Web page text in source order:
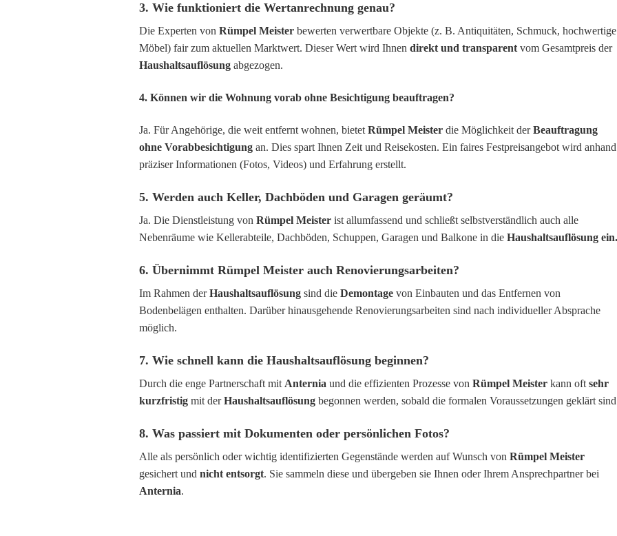
3. Wie funktioniert die Wertanrechnung genau?
Die Experten von Rümpel Meister bewerten verwertbare Objekte (z. B. Antiquitäten, Schmuck, hochwertige
Möbel) fair zum aktuellen Marktwert. Dieser Wert wird Ihnen direkt und transparent vom Gesamtpreis der
Haushaltsauflösung abgezogen.
4. Können wir die Wohnung vorab ohne Besichtigung beauftragen?
Ja. Für Angehörige, die weit entfernt wohnen, bietet Rümpel Meister die Möglichkeit derBeauftragung
ohne Vorabbesichtigung an. Dies spart Ihnen Zeit und Reisekosten. Ein faires Festpreisangebot wird anhand
präziser Informationen (Fotos, Videos) und Erfahrung erstellt.
5. Werden auch Keller, Dachböden und Garagen geräumt?
Ja. Die Dienstleistung von Rümpel Meister ist allumfassend und schließt selbstverständlich auch alle
Nebenräume wie Kellerabteile, Dachböden, Schuppen, Garagen und Balkone in die Haushaltsauflösung ein.
6. Übernimmt Rümpel Meister auch Renovierungsarbeiten?
Im Rahmen derHaushaltsauflösung sind die Demontage von Einbauten und das Entfernen von
Bodenbelägen enthalten. Darüber hinausgehende Renovierungsarbeiten sind nach individueller Absprache
möglich.
7. Wie schnell kann die Haushaltsauflösung beginnen?
Durch die enge Partnerschaft mit Anternia und die effizienten Prozesse von Rümpel Meister kann oft sehr
kurzfristig mit derHaushaltsauflösung begonnen werden, sobald die formalen Voraussetzungen geklärt
8. Was passiert mit Dokumenten oder persönlichen Fotos?
Alle als persönlich oder wichtig identifizierten Gegenstände werden auf Wunsch von Rümpel Meister
gesichert und nicht entsorgt. Sie sammeln diese und übergeben sie Ihnen oder Ihrem Ansprechpartner bei
Anternia.